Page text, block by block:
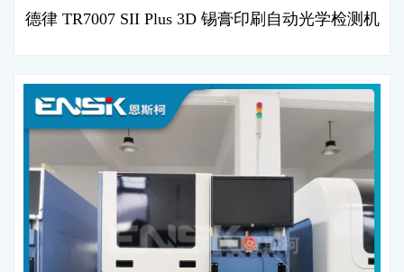
德律 TR7007 SII Plus 3D 锡膏印刷自动光学检测机